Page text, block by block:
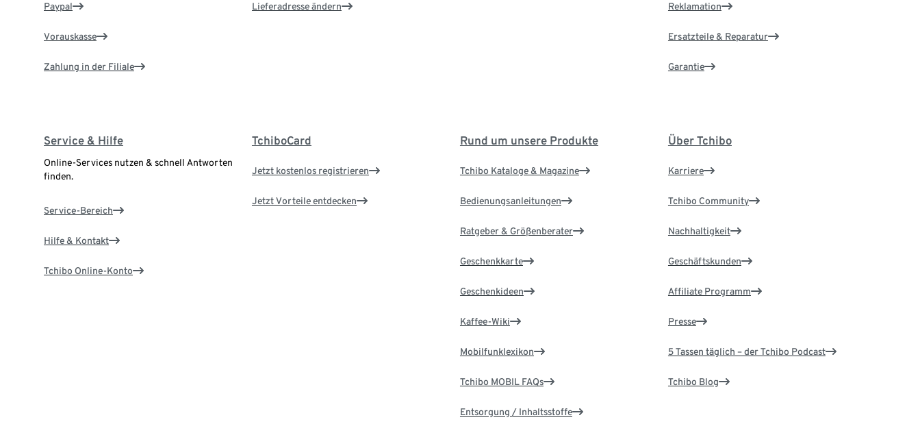
Paypal
Vorauskasse
Zahlung in der Filiale
Lieferadresse ändern Reklamation
Ersatzteile & Reparatur
Garantie
Service & Hilfe
Online-Services nutzen & schnell Antworten
finden.
Service-Bereich
Hilfe & Kontakt
Tchibo Online-Konto
TchiboCard
Jetzt kostenlos registrieren
Jetzt Vorteile entdecken
Rund um unsere Produkte
Tchibo Kataloge & Magazine
Bedienungsanleitungen
Ratgeber & Größenberater
Geschenkkarte
Geschenkideen
Kaffee-Wiki
Mobilfunklexikon
Tchibo MOBIL FAQs
Entsorgung / Inhaltsstoffe
Über Tchibo
Karriere
Tchibo Community
Nachhaltigkeit
Geschäftskunden
Affiliate Programm
Presse
5 Tassen täglich – der Tchibo Podcast
Tchibo Blog